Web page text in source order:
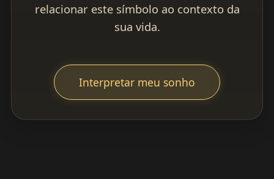
relacionar este símbolo ao contexto da
sua vida.
Interpretar meu sonho